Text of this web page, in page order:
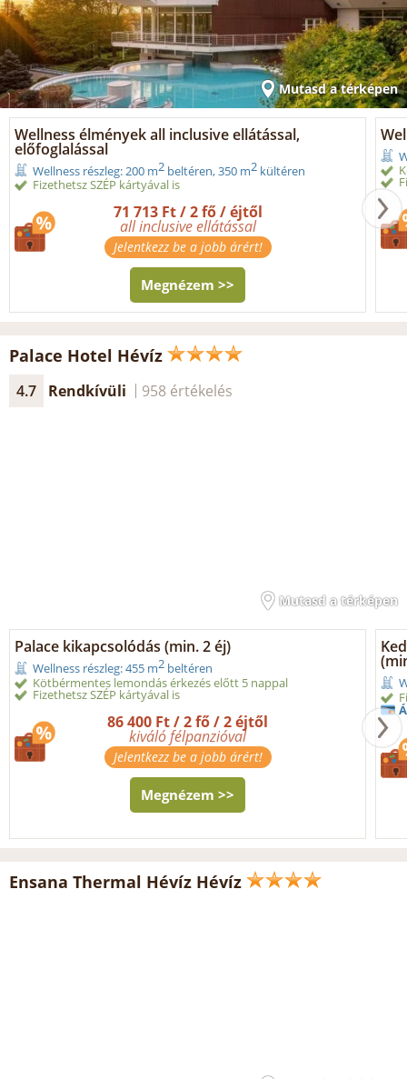
Mutasd a térképen
Wellness élmények all inclusive ellátással,
előfoglalással
Wellness részleg: 200 m2 beltéren, 350 m2 kültéren
Fizethetsz SZÉP kártyával is
71 713 Ft / 2 fő / éjtől
all inclusive ellátással
Jelentkezz be a jobb árért!
Megnézem >>
Palace Hotel Hévíz
4.7 Rendkívüli 958 értékelés
Mutasd a térképen
Palace kikapcsolódás (min. 2 éj)
Wellness részleg: 455 m2 beltéren
Kötbérmentes lemondás érkezés előtt 5 nappal
Fizethetsz SZÉP kártyával is
86 400 Ft / 2 fő / 2 éjtől
kiváló félpanzióval
Jelentkezz be a jobb árért!
Megnézem >>
Ensana Thermal Hévíz Hévíz